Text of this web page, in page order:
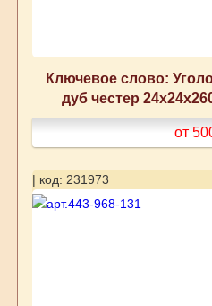
Ключевое слово:
дуб честер
от
| код: 231973